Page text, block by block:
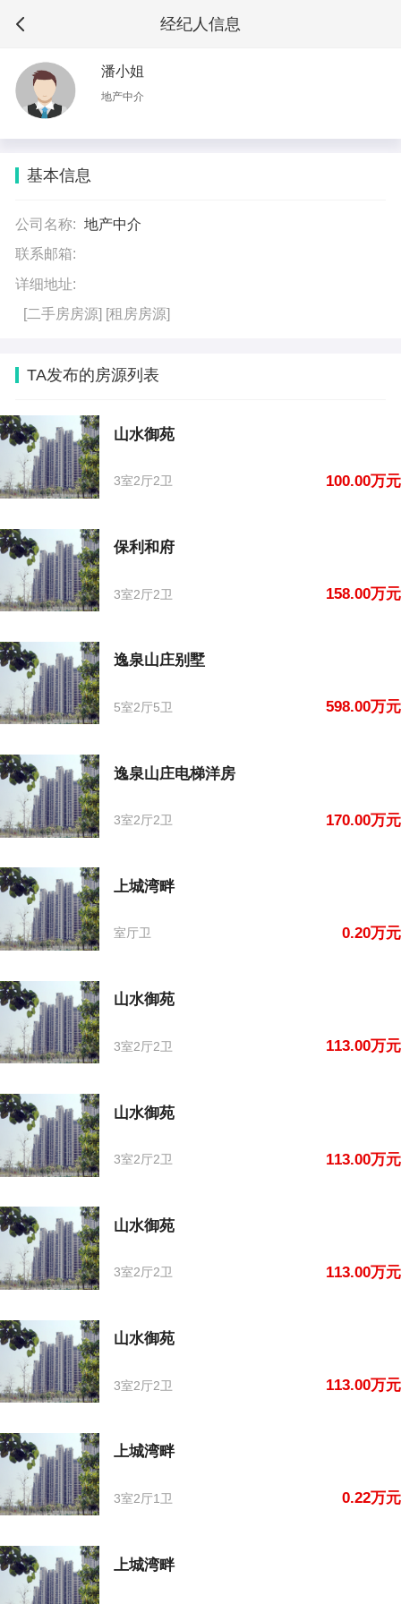
经纪人信息
潘小姐
地产中介
基本信息
公司名称: 地产中介
联系邮箱:
详细地址:
[二手房房源] [租房房源]
TA发布的房源列表
山水御苑
3室2厅2卫 100.00万元
保利和府
3室2厅2卫 158.00万元
逸泉山庄别墅
5室2厅5卫 598.00万元
逸泉山庄电梯洋房
3室2厅2卫 170.00万元
上城湾畔
室厅卫 0.20万元
山水御苑
3室2厅2卫 113.00万元
山水御苑
3室2厅2卫 113.00万元
山水御苑
3室2厅2卫 113.00万元
山水御苑
3室2厅2卫 113.00万元
上城湾畔
3室2厅1卫 0.22万元
上城湾畔